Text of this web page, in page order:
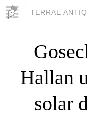
TERRAE
Hallan
solar